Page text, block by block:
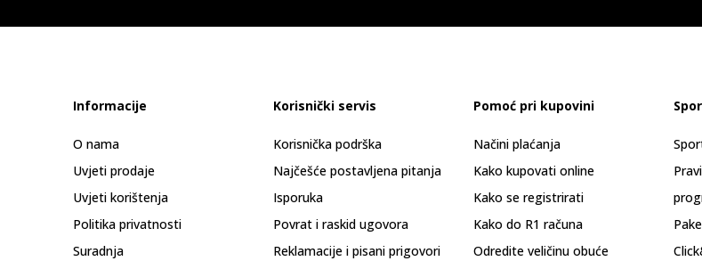
Informacije
O nama
Uvjeti prodaje
Uvjeti korištenja
Politika privatnosti
Suradnja
Korisnički servis
Korisnička podrška
Najčešće postavljena pitanja
Isporuka
Povrat i raskid ugovora
Reklamacije i pisani prigovori
Pomoć pri kupovini
Načini plaćanja
Kako kupovati online
Kako se registrirati
Kako do R1 računa
Odredite veličinu obuće